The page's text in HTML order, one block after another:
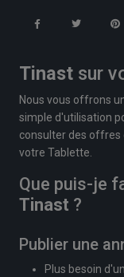
Tinast sur
Nous vous offrons
simple d'utilisation
consulter des offres
votre Tablette.
Que puis-je
Tinast ?
Publier une
Plus besoin